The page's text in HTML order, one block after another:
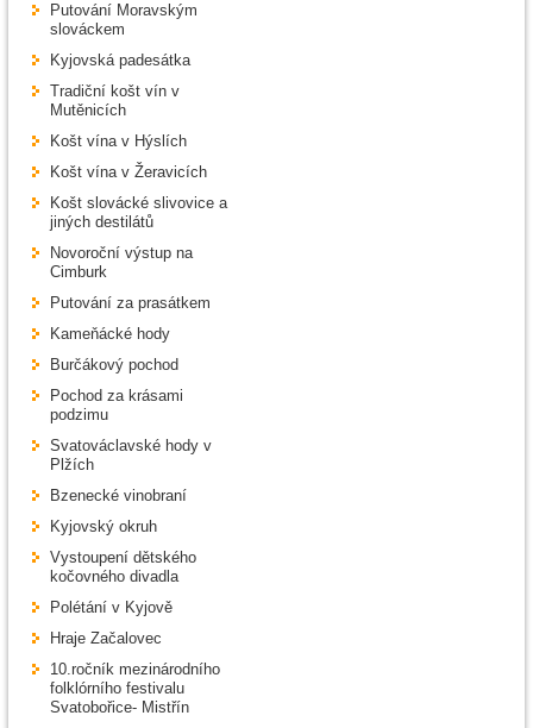
Putování Moravským
slováckem
Kyjovská padesátka
Tradiční košt vín v
Mutěnicích
Košt vína v Hýslích
Košt vína v Žeravicích
Košt slovácké slivovice a
jiných destilátů
Novoroční výstup na
Cimburk
Putování za prasátkem
Kameňácké hody
Burčákový pochod
Pochod za krásami
podzimu
Svatováclavské hody v
Plžích
Bzenecké vinobraní
Kyjovský okruh
Vystoupení dětského
kočovného divadla
Polétání v Kyjově
Hraje Začalovec
10.ročník mezinárodního
folklórního festivalu
Svatobořice- Mistřín